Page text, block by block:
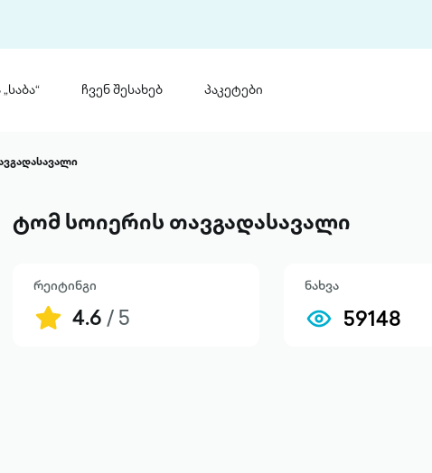
პრემია „საბა“
განაცხადი
ჩვენ შესახებ პაკეტები
ტომ სოიერის თავგადასავალი
რეიტინგი
4.6/ 5
ნახვა
59148